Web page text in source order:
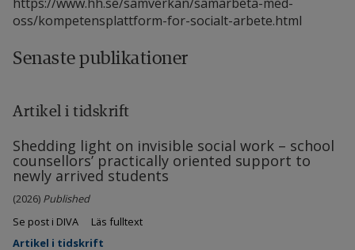
oss/kompetensplattform-for-socialt-arbete.html
Senaste publikationer
Artikel i tidskrift
Shedding light on invisible social work – school
counsellors’ practically oriented support to
newly arrived students
(2026) Published
Se post i DIVA
Läs fulltext
Artikel i tidskrift